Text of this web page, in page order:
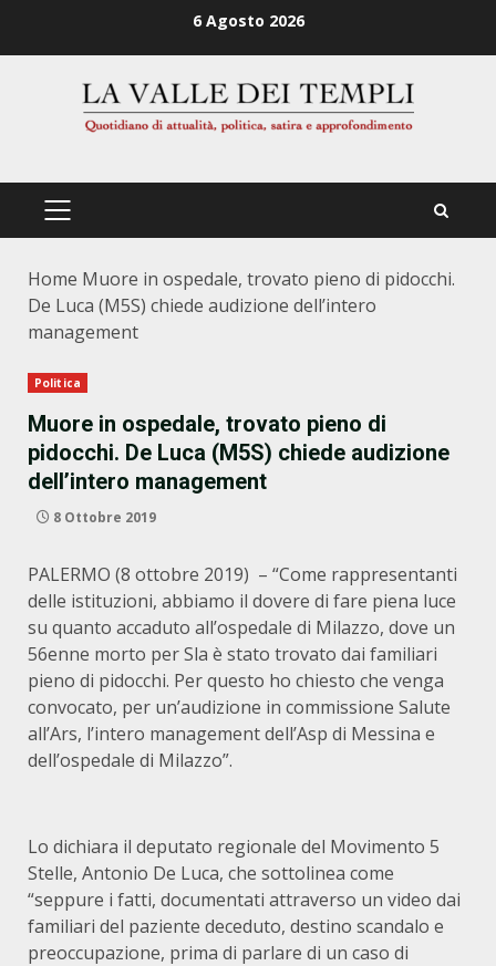
6 Agosto 2026
PRIMÄRES
Home Muore in ospedale, trovato pieno di pidocchi.
De Luca (M5S) chiede audizione dell’intero
management
Politica
Muore in ospedale, trovato pieno di
pidocchi. De Luca (M5S) chiede audizione
dell’intero management
8 Ottobre 2019
PALERMO (8 ottobre 2019) – “Come rappresentanti
delle istituzioni, abbiamo il dovere di fare piena luce
su quanto accaduto all’ospedale di Milazzo, dove un
56enne morto per Sla è stato trovato dai familiari
pieno di pidocchi. Per questo ho chiesto che venga
convocato, per un’audizione in commissione Salute
all’Ars, l’intero management dell’Asp di Messina e
dell’ospedale di Milazzo”.
Lo dichiara il deputato regionale del Movimento 5
Stelle, Antonio De Luca, che sottolinea come
“seppure i fatti, documentati attraverso un video dai
familiari del paziente deceduto, destino scandalo e
preoccupazione, prima di parlare di un caso di